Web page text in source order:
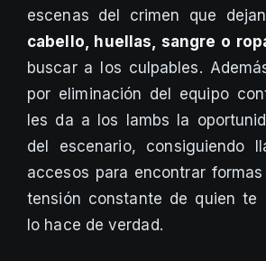
escenas del crimen que
cabello, huellas, sangre o
buscar a los culpables.
por eliminación del equipo
les da a los lambs la
del escenario, consiguiendo
accesos para encontrar
tensión constante de quien te
lo hace de verdad.